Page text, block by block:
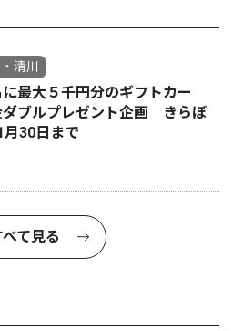
清川
最大５千円分のギフトカー
ブルプレゼント企画 きらぼ
月30日まで
べて見る